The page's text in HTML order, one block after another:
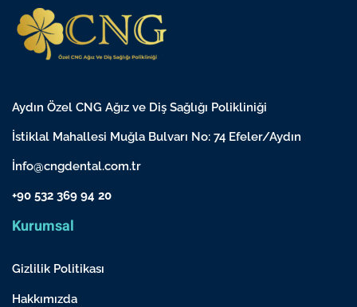
Aydın Özel CNG Ağız ve Diş Sağlığı Polikliniği
İstiklal Mahallesi Muğla Bulvarı No: 74 Efeler/Aydın
İnfo@cngdental.com.tr
+90 532 369 94 20
Kurumsal
Gizlilik Politikası
Hakkımızda